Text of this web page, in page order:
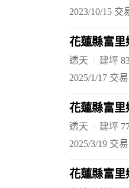
2023/10/15 交
花蓮縣富里
透天 建坪
2025/1/17 交易
花蓮縣富里
透天 建坪
2025/3/19 交易
花蓮縣富里